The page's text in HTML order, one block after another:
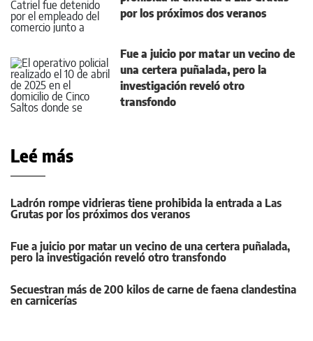
por los próximos dos veranos
Fue a juicio por matar un vecino de
una certera puñalada, pero la
investigación reveló otro
transfondo
Leé más
Ladrón rompe vidrieras tiene prohibida la entrada a Las
Grutas por los próximos dos veranos
Fue a juicio por matar un vecino de una certera puñalada,
pero la investigación reveló otro transfondo
Secuestran más de 200 kilos de carne de faena clandestina
en carnicerías